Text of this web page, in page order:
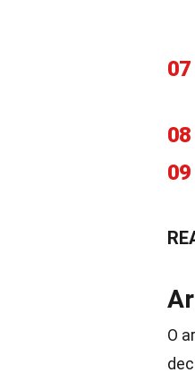
07
08
09
O